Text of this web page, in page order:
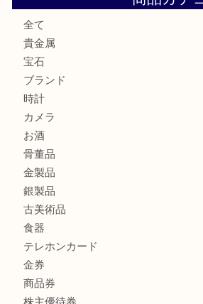
もう使わないもの、一度お
全て
貴金属